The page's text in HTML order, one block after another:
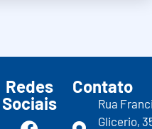
Redes
Sociais
Contato
Rua
Glicerio,